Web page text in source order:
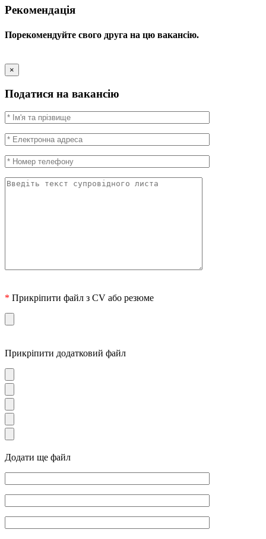
Рекомендація
Порекомендуйте свого друга на цю вакансію.
×
Податися на вакансію
* Прикріпити файл з CV або резюме
Прикріпити додатковий файл
Додати ще файл